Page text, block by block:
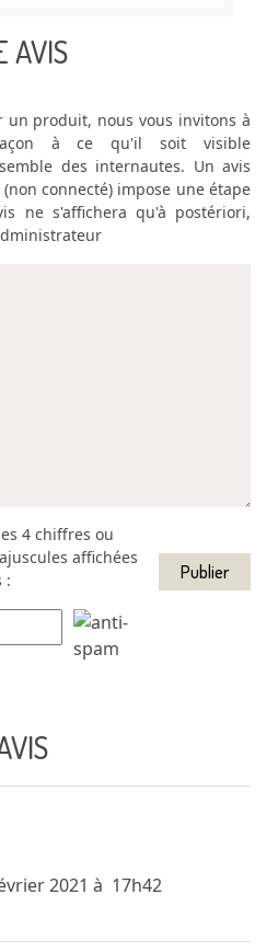
AVIS
un produit, nous vous invitons à
à ce qu'il soit visible
des internautes. Un avis
connecté) impose une étape
ne s'affichera qu'à postériori,
4 chiffres ou
affichées
:
2021 à 17h42